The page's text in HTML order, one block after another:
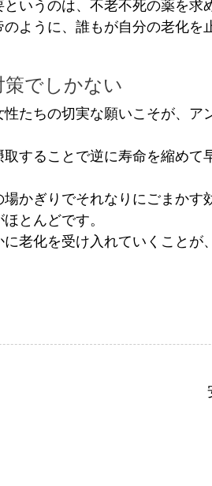
いうのは、不老不死の薬を求
ように、誰もが自分の老化
でしかない
たちの切実な願いこそが、
することで逆に寿命を縮め
かぎりでそれなりにごまか
とんどです。
老化を受け入れていくこと